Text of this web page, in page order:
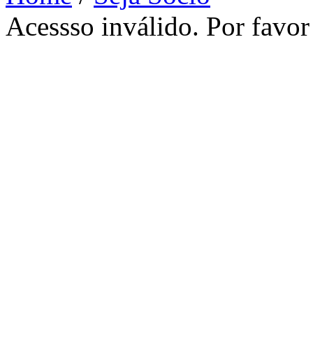
Acessso inválido. Por